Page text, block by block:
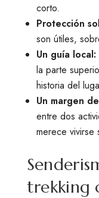
corto.
Protección
son útiles,
Un guía local:
la parte
historia del
Un margen
entre dos
merece vivirse
trekking